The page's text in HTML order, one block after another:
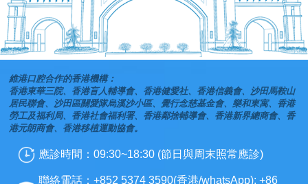
維港口腔合作的香港機構：
香港東華三院、香港盲人輔導會、香港健愛社、香港信義會、沙田馬鞍山
居民聯會、沙田區關愛隊烏溪沙小區、覺行念慈基金會、樂和東寓、香港
勞工及福利局、香港社會福利署、香港鄰捨輔導會、香港新界總商會、香
港元朗商會、香港移植運動協會。
應診時間：09:30~18:30 (節日與周末照常應診)
聯絡電話：+852 5374 3590(香港/whatsApp); +86